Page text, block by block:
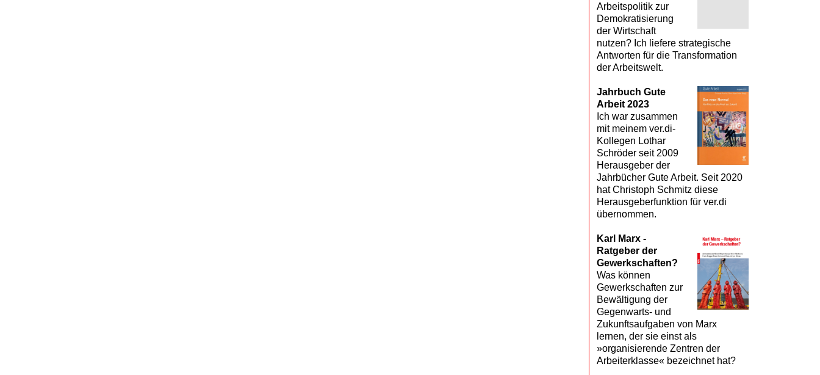
Arbeitspolitik zur
Demokratisierung
der Wirtschaft
nutzen? Ich liefere strategische
Antworten für die Transformation
der Arbeitswelt.
Jahrbuch Gute
Arbeit 2023
Ich war zusammen
mit meinem ver.di-
Kollegen Lothar
Schröder seit 2009
Herausgeber der
Jahrbücher Gute Arbeit. Seit 2020
hat Christoph Schmitz diese
Herausgeberfunktion für ver.di
übernommen.
Karl Marx -
Ratgeber der
Gewerkschaften?
Was können
Gewerkschaften zur
Bewältigung der
Gegenwarts- und
Zukunftsaufgaben von Marx
lernen, der sie einst als
»organisierende Zentren der
Arbeiterklasse« bezeichnet hat?